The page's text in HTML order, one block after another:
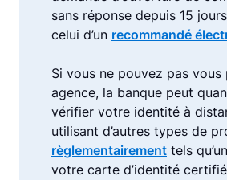
sans réponse depuis 15
celui d’un recommandé
Si vous ne pouvez pas vous
agence, la banque peut
vérifier votre identité à
utilisant d’autres types de
règlementairement tels
votre carte d’identité